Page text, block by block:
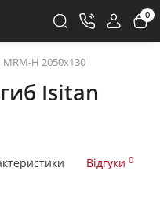
0
H 2050x130
Isitan
Відгуки 0